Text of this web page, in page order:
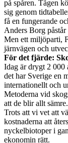
på spåren. Tågen
sig genom
få en fungerande
Anders Borg
Men ett miljöparti,
järnvägen och
För det fjärde:
Idag är drygt 2 000
det har Sverige en
internationellt och
Metoderna vid
att de blir allt
Trots att vi vet att
kostnaderna att
nyckelbiotoper i
ekonomin rätt.